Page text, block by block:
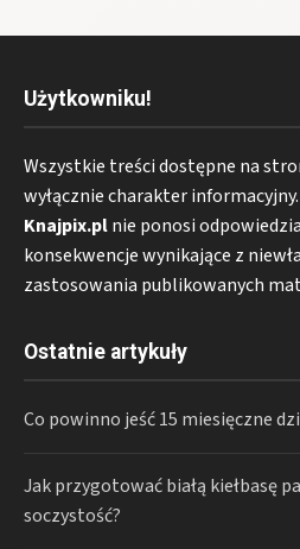
Użytkowniku!
Wszystkie treści dostępne na
wyłącznie charakter
Knajpix.plnie ponosi
konsekwencje wynikające z
zastosowania publikowanych
Ostatnie artykuły
Co powinno jeść 15 miesięczne
Jak przygotować białą kiełbasę
soczystość?